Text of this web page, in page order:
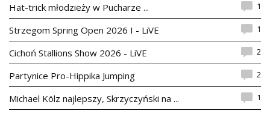
Hat-trick młodzieży w Pucharze ... 1
Strzegom Spring Open 2026 I - LiVE 1
Cichoń Stallions Show 2026 - LiVE 2
Partynice Pro-Hippika Jumping 2
Michael Kölz najlepszy, Skrzyczyński na ... 1